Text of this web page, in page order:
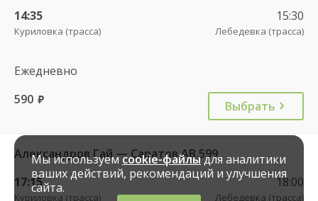
14:35
Куриловка (трасса)
15:30
Лебедевка (трасса)
Ежедневно
590 руб. Выбрать
Александров Гай — Саратов АВ 599
17:15
Куриловка (трасса)
18:00
Лебедевка (трасса)
Мы используемcookie-файлыдля аналитики
ваших действий, рекомендаций и улучшения
сайта.